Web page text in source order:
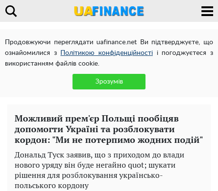
Продовжуючи переглядати uafinance.net Ви підтверджуєте, що
ознайомилися з
Політикою конфіденційності і погоджуєтеся з
використанням файлів cookie.
Зрозумів
Можливий прем'єр Польщі пообіцяв
допомогти Україні та розблокувати
кордон: "Ми не потерпимо жодних подій"
Дональд Туск заявив, що з приходом до влади
нового уряду він буде негайно quot; шукати
рішення для розблокування українсько-
польського кордону